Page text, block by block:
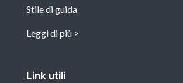
Stile di guida
Leggi di più
Link utili